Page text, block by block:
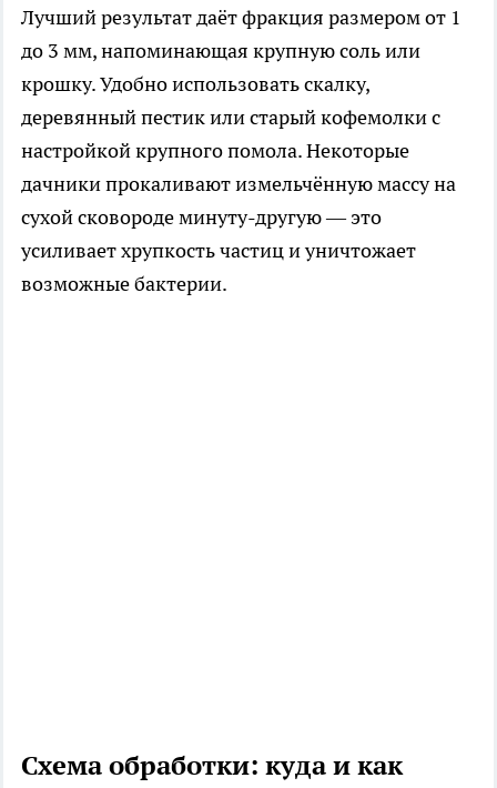
Лучший результат даёт фракция размером от 1
до 3 мм, напоминающая крупную соль или
крошку. Удобно использовать скалку,
деревянный пестик или старый кофемолки с
настройкой крупного помола. Некоторые
дачники прокаливают измельчённую массу на
сухой сковороде минуту-другую — это
усиливает хрупкость частиц и уничтожает
возможные бактерии.
Схема обработки: куда и как